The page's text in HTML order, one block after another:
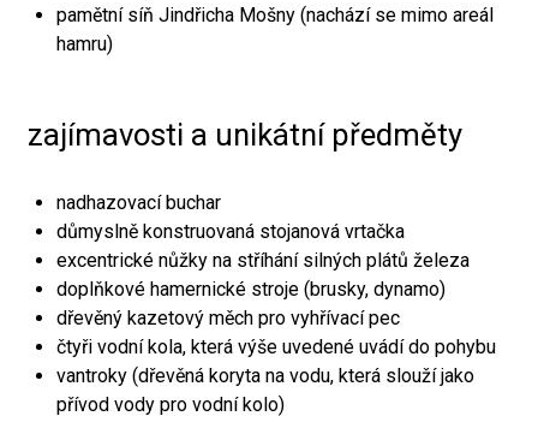
pamětní síň Jindřicha Mošny (nachází se mimo areál
hamru)
zajímavosti a unikátní předměty
nadhazovací buchar
důmyslně konstruovaná stojanová vrtačka
excentrické nůžky na stříhání silných plátů železa
doplňkové hamernické stroje (brusky, dynamo)
dřevěný kazetový měch pro vyhřívací pec
čtyři vodní kola, která výše uvedené uvádí do pohybu
vantroky (dřevěná koryta na vodu, která slouží jako
přívod vody pro vodní kolo)